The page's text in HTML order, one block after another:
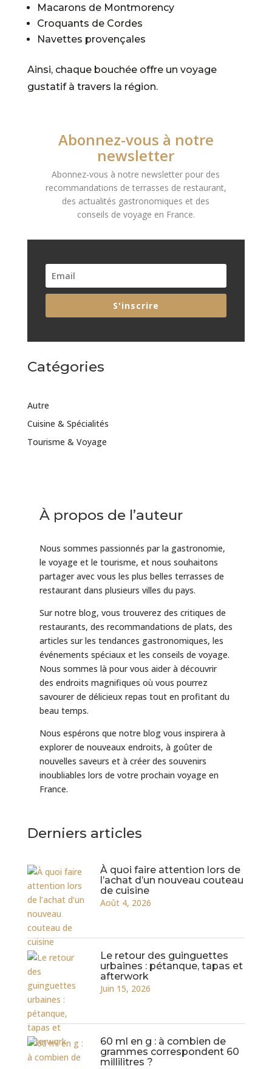
Macarons de Montmorency
Croquants de Cordes
Navettes provençales
Ainsi, chaque bouchée offre un voyage
gustatif à travers la région.
Abonnez-vous à notre
newsletter
Abonnez-vous à notre newsletter pour des
recommandations de terrasses de restaurant,
des actualités gastronomiques et des
conseils de voyage en France.
S'inscrire
Catégories
Autre
Cuisine & Spécialités
Tourisme & Voyage
À propos de l’auteur
Nous sommes passionnés par la gastronomie,
le voyage et le tourisme, et nous souhaitons
partager avec vous les plus belles terrasses de
restaurant dans plusieurs villes du pays.
Sur notre blog, vous trouverez des critiques de
restaurants, des recommandations de plats, des
articles sur les tendances gastronomiques, les
événements spéciaux et les conseils de voyage.
Nous sommes là pour vous aider à découvrir
des endroits magnifiques où vous pourrez
savourer de délicieux repas tout en profitant du
beau temps.
Nous espérons que notre blog vous inspirera à
explorer de nouveaux endroits, à goûter de
nouvelles saveurs et à créer des souvenirs
inoubliables lors de votre prochain voyage en
France.
Derniers articles
À quoi faire attention lors de
l’achat d’un nouveau couteau
de cuisine
Août 4, 2026
Le retour des guinguettes
urbaines : pétanque, tapas et
afterwork
Juin 15, 2026
60 ml en g : à combien de
grammes correspondent 60
millilitres ?